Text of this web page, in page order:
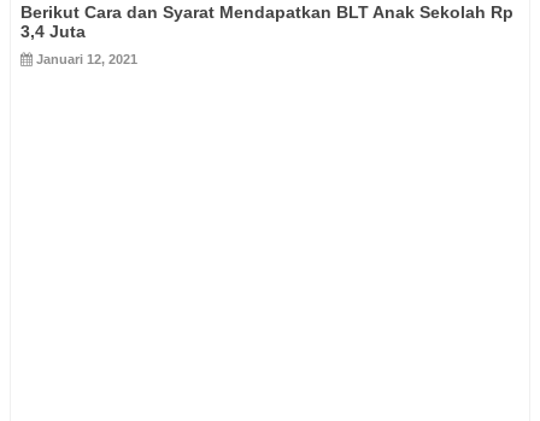
Berikut Cara dan Syarat Mendapatkan BLT Anak Sekolah Rp
3,4 Juta
Januari 12, 2021